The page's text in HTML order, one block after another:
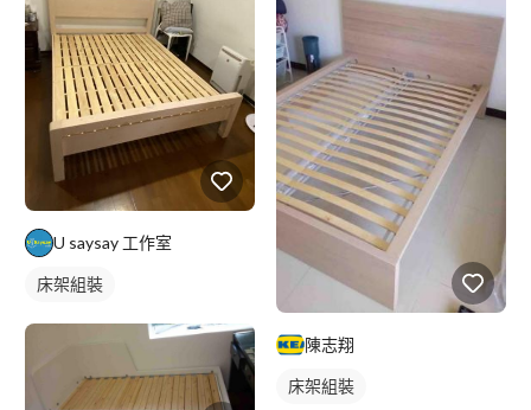
U saysay 工作室
床架組裝
陳志翔
床架組裝